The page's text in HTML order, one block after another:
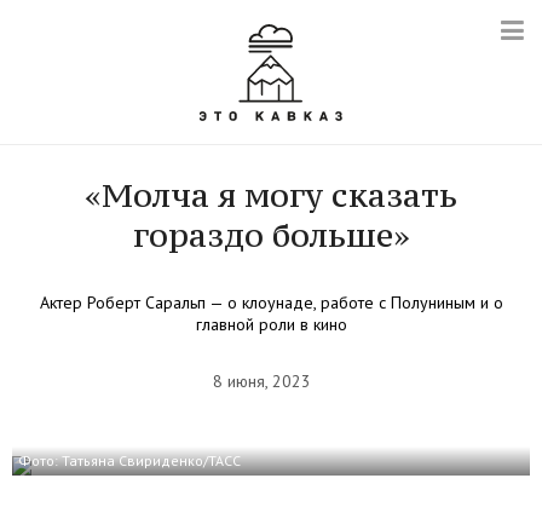
«Молча я могу сказать
гораздо больше»
Актер Роберт Саральп — о клоунаде, работе с Полуниным и о
главной роли в кино
8 июня, 2023
Фото: Татьяна Свириденко/ТАСС